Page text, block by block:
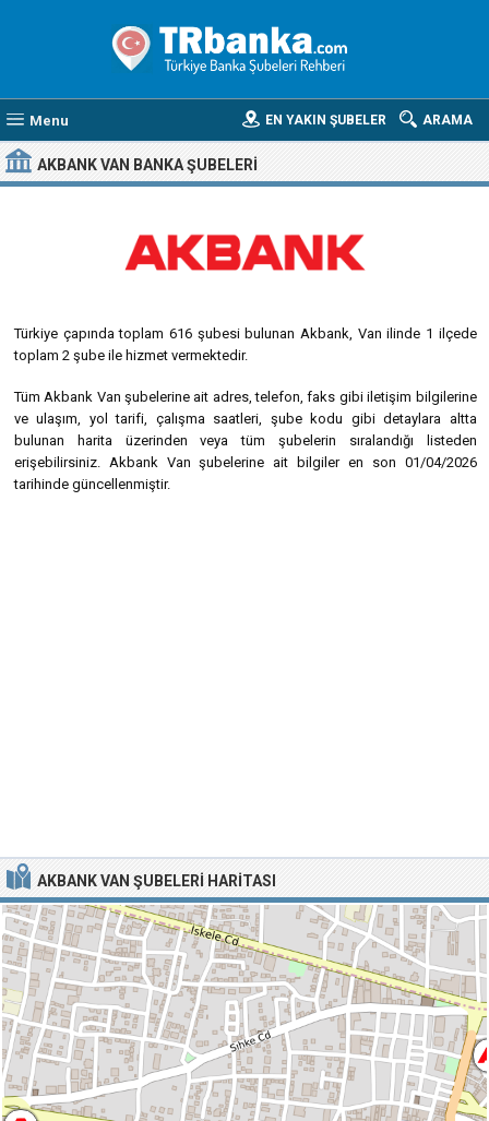
Menu ARAMA
EN YAKIN ŞUBELER
AKBANK VAN BANKA ŞUBELERI
Türkiye çapında toplam 616 şubesi bulunan Akbank, Van ilinde 1 ilçede
toplam 2 şube ile hizmet vermektedir.
Tüm Akbank Van şubelerine ait adres, telefon, faks gibi iletişim bilgilerine
ve ulaşım, yol tarifi, çalışma saatleri, şube kodu gibi detaylara altta
bulunan harita üzerinden veya tüm şubelerin sıralandığı listeden
erişebilirsiniz. Akbank Van şubelerine ait bilgiler en son 01/04/2026
tarihinde güncellenmiştir.
AKBANK VAN ŞUBELERI HARITASI